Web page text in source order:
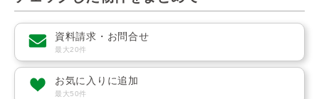
資料請求・お問合せ
最大20件
お気に入りに追加
最大50件